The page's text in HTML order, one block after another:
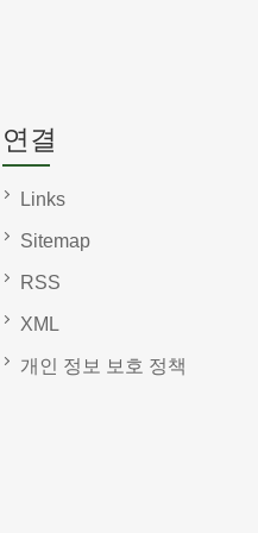
연결
Links
Sitemap
RSS
XML
개인 정보 보호 정책